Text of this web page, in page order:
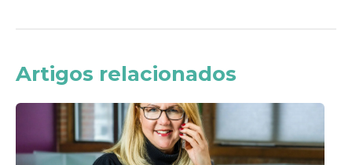
Artigos relacionados